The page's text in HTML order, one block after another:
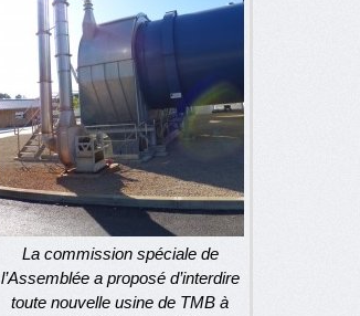
La commission spéciale de
l’Assemblée a proposé d’interdire
toute nouvelle usine de TMB à